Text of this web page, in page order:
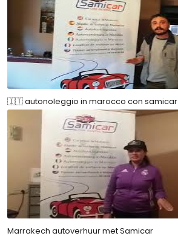
🇮🇹 autonoleggio in marocco con samicar
Marrakech autoverhuur met Samicar